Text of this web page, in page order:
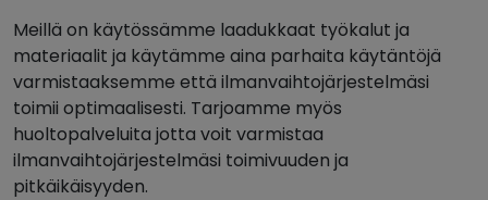
Meillä on käytössämme laadukkaat työkalut ja
materiaalit ja käytämme aina parhaita käytäntöjä
varmistaaksemme että ilmanvaihtojärjestelmäsi
toimii optimaalisesti. Tarjoamme myös
huoltopalveluita jotta voit varmistaa
ilmanvaihtojärjestelmäsi toimivuuden ja
pitkäikäisyyden.